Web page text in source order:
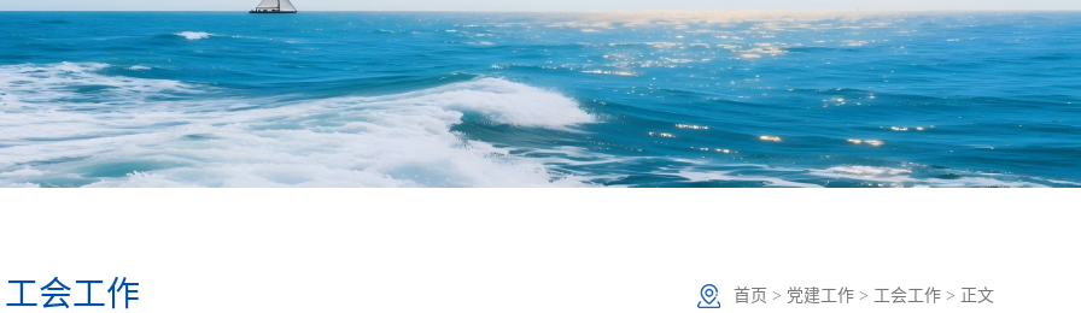
工会工作 首页 > 党建工作 > 工会工作 > 正文